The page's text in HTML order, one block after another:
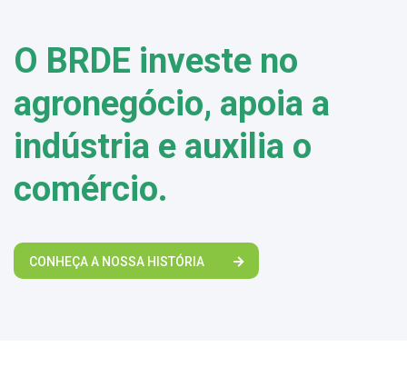
O BRDE investe no
agronegócio, apoia a
indústria e auxilia o
comércio.
CONHEÇA A NOSSA HISTÓRIA